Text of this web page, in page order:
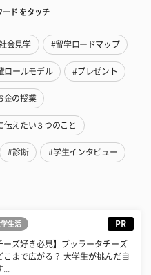
ード をタッチ
会見学 #留学ロードマップ
ロールモデル #プレゼント
金の授業
伝えたい３つのこと
#診断 #学生インタビュー
生活 PR
ーズ好き必見】ブッラータチーズ
こまで広がる？ 大学生が挑んだ自